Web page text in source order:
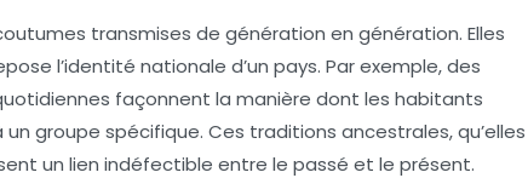
transmises de génération en génération. Elles
l’identité nationale d’un pays. Par exemple, des
façonnent la manière dont les habitants
groupe spécifique. Ces traditions ancestrales, qu’elles
un lien indéfectible entre le passé et le présent.